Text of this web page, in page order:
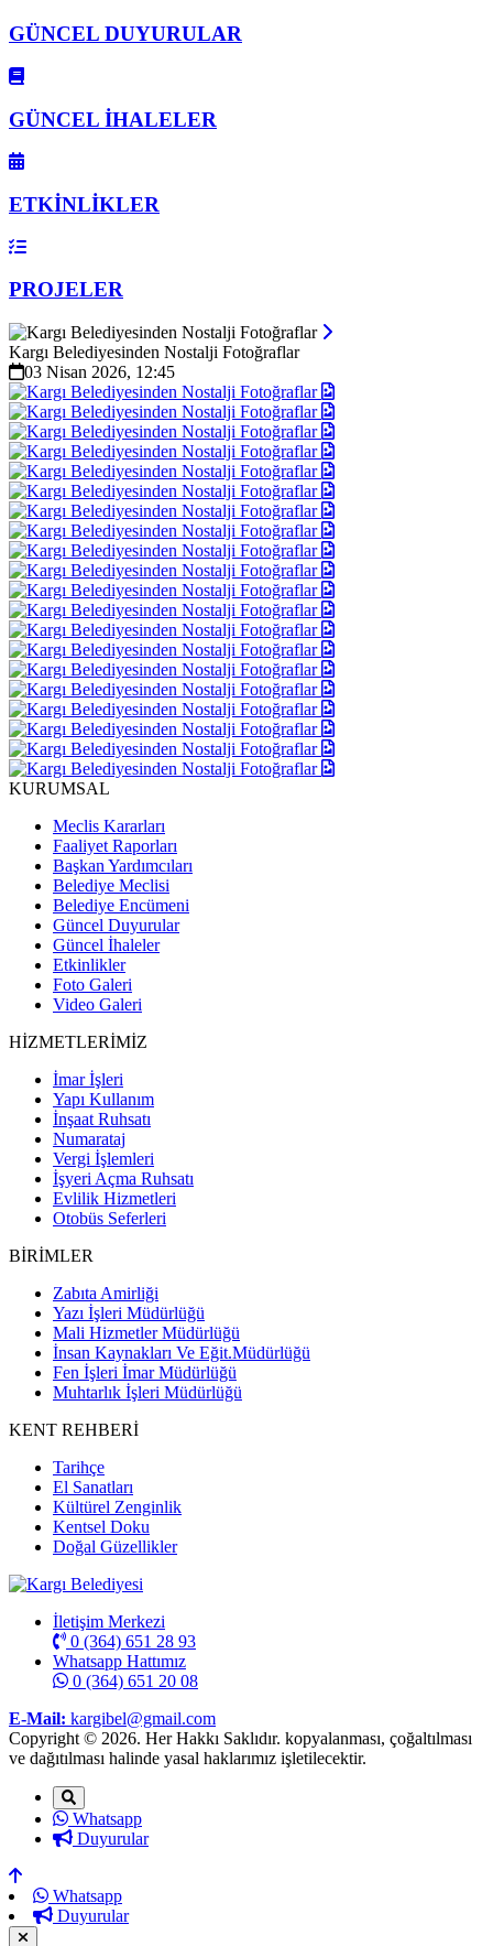
GÜNCEL DUYURULAR
GÜNCEL İHALELER
ETKİNLİKLER
PROJELER
Kargı Belediyesinden Nostalji Fotoğraflar
03 Nisan 2026, 12:45
KURUMSAL
Meclis Kararları
Faaliyet Raporları
Başkan Yardımcıları
Belediye Meclisi
Belediye Encümeni
Güncel Duyurular
Güncel İhaleler
Etkinlikler
Foto Galeri
Video Galeri
HİZMETLERİMİZ
İmar İşleri
Yapı Kullanım
İnşaat Ruhsatı
Numarataj
Vergi İşlemleri
İşyeri Açma Ruhsatı
Evlilik Hizmetleri
Otobüs Seferleri
BİRİMLER
Zabıta Amirliği
Yazı İşleri Müdürlüğü
Mali Hizmetler Müdürlüğü
İnsan Kaynakları Ve Eğit.Müdürlüğü
Fen İşleri İmar Müdürlüğü
Muhtarlık İşleri Müdürlüğü
KENT REHBERİ
Tarihçe
El Sanatları
Kültürel Zenginlik
Kentsel Doku
Doğal Güzellikler
İletişim Merkezi
0 (364) 651 28 93
Whatsapp Hattımız
0 (364) 651 20 08
E-Mail: kargibel@gmail.com
Copyright © 2026. Her Hakkı Saklıdır. kopyalanması, çoğaltılması
ve dağıtılması halinde yasal haklarımız işletilecektir.
Whatsapp
Duyurular
Whatsapp
Duyurular